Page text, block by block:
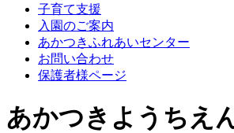
子育て支援
入園のご案内
あかつきふれあいセンター
お問い合わせ
保護者様ページ
あかつきようちえ